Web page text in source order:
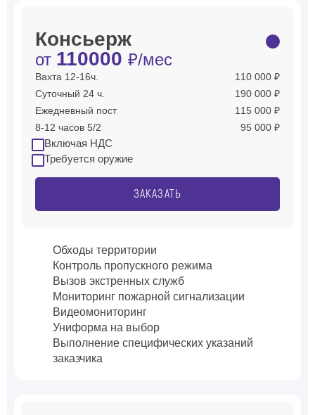
Консьерж
от 110000 ₽/мес
Вахта 12-16ч.
110 000 ₽
Суточный 24 ч.
190 000 ₽
Ежедневный пост
115 000 ₽
8-12 часов 5/2
95 000 ₽
Включая НДС
Требуется оружие
ЗАКАЗАТЬ
Обходы территории
Контроль пропускного режима
Вызов экстренных служб
Мониторинг пожарной сигнализации
Видеомониторинг
Униформа на выбор
Выполнение специфических указаний
заказчика